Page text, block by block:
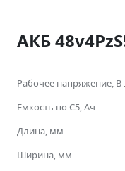
АКБ
Рабочее напряжение, В
Емкость по C5, Ач
Длина, мм
Ширина, мм